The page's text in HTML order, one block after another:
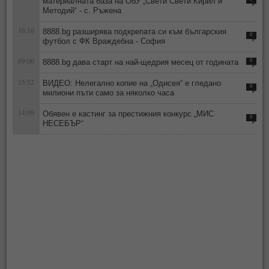
Методий“ - с. Ръжена
16:16
8888.bg разширява подкрепата си към българския
футбол с ФК Враждебна - София
0
09:00 8888.bg дава старт на най-щедрия месец от годината 0
15:52
ВИДЕО: Нелегално копие на „Одисея“ е гледано
милиони пъти само за няколко часа
0
14:09
Обявен е кастинг за престижния конкурс „МИС
НЕСЕБЪР“
0